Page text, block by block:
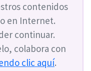
contenidos
en Internet.
continuar.
colabora con
clic aquí.